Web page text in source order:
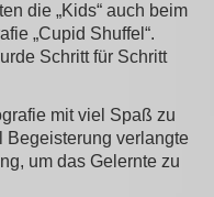
die „Kids“ auch beim
„Cupid Shuffel“.
Schritt für Schritt
mit viel Spaß zu
Begeisterung verlangte
um das Gelernte zu